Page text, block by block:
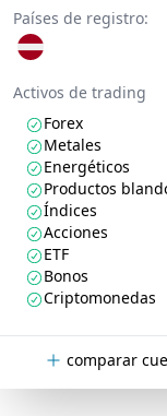
Países de registro:
Activos de trading
Forex
Metales
Energéticos
Productos
Índices
Acciones
ETF
Bonos
Criptomonedas
comparar